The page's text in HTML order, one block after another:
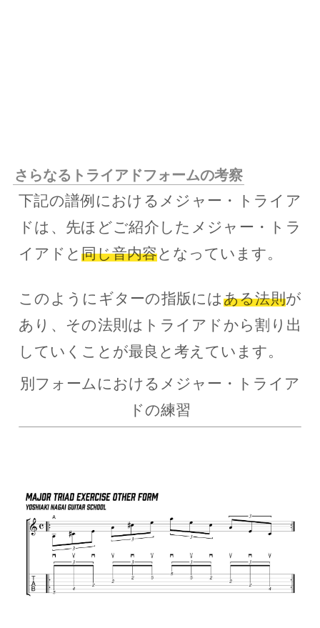
さらなるトライアドフォームの考察
下記の譜例におけるメジャー・トライア
ドは、先ほどご紹介したメジャー・トラ
イアドと同じ音内容となっています。
このようにギターの指版にはある法則が
あり、その法則はトライアドから割り出
していくことが最良と考えています。
別フォームにおけるメジャー・トライア
ドの練習